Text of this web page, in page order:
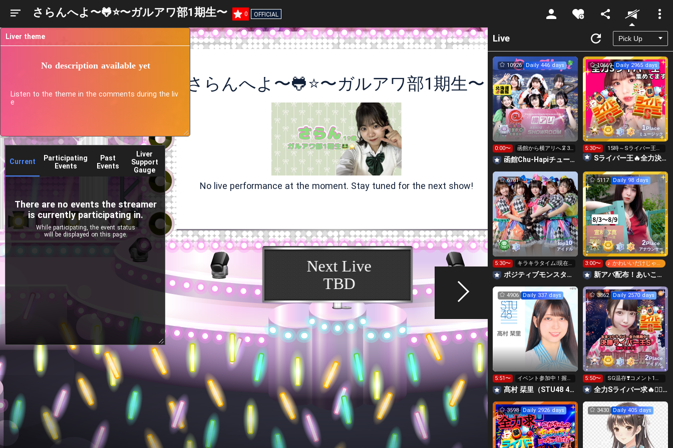
さらんへよ〜🐸⭐️〜ガルアワ部1期生〜 0 OFFICIAL
Unmute
さらんへよ〜🐸⭐️〜ガルアワ部1期生〜
No live performance at the moment. Stay tuned for the next show!
Current
Participating
Events
Past
Events
Liver
Support
Gauge
There are no events the streamer
is currently participating in.
While participating, the event status
will be displayed on this page.
Liver theme
No description available yet
Listen to the theme in the comments during the liv
e
Live
10926 Daily 446 days
0:00〜
函館から横アリへ🦑31
0万目標！キラ星
【求】
函館Chu-Hapiチューハピ🌈
1Place
ミュージック
10669 Daily 2965 days
5:30〜
15時～Sライバー王👑
投げれます！
Sライバー王🔥全力決勝🗽🌈Annnnnaの空⛱
top10
アイドル
6781
5:30〜
キラキラタイム❕現在1
位‼️差を広げたい‼️
ポジティブモンスター👾絶対１位で横アリに立つ🌈✨
2Place
アナウンサー
5117 Daily 98 days
3:00〜
♪ かわいいだけじゃだ
めですか？
‪‪新アバ配布！あいこっこroom🐥🌱あいこ
4906 Daily 337 days
5:51〜
イベント参加中！握手
会まってるよ〜
髙村 栞里（STU48 4期研究生）
2Place
アイドル
3862 Daily 2570 days
5:50〜
SG温存❣️コメント1回
で無料の S求🧡
全力Sライバー求🔥❤️‍🔥147cm深川史那のルーム🐸🎈
3598 Daily 2926 days 3430 Daily 405 days